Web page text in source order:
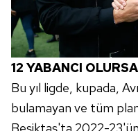
12 YABANCI
Bu yıl ligde, kupada,
bulamayan ve tüm